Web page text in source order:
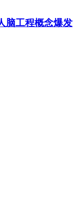
脑工程概念爆发